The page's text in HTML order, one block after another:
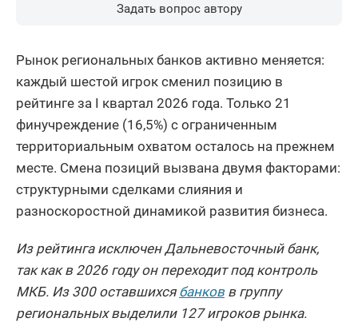
Задать вопрос автору
Рынок региональных банков активно меняется:
каждый шестой игрок сменил позицию в
рейтинге за I квартал 2026 года. Только 21
финучреждение (16,5%) с ограниченным
территориальным охватом осталось на прежнем
месте. Смена позиций вызвана двумя факторами:
структурными сделками слияния и
разноскоростной динамикой развития бизнеса.
Из рейтинга исключен Дальневосточный банк,
так как в 2026 году он переходит под контроль
МКБ. Из 300 оставшихсябанковв группу
региональных выделили 127 игроков рынка.